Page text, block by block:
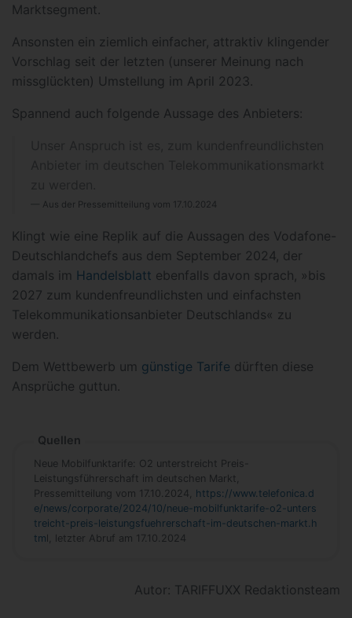
Marktsegment.
Ansonsten ein ziemlich einfacher, attraktiv klingender
Vorschlag seit der letzten (unserer Meinung nach
missglückten) Umstellung im April 2023.
Spannend auch folgende Aussage des Anbieters:
Aus der Pressemitteilung vom 17.10.2024
Klingt wie eine Replik auf die Aussagen des Vodafone-
Deutschlandchefs aus dem September 2024, der
damals im Handelsblatt ebenfalls davon sprach, »bis
2027 zum kundenfreundlichsten und einfachsten
Telekommunikationsanbieter Deutschlands« zu
werden.
Dem Wettbewerb um günstige Tarife dürften diese
Ansprüche guttun.
Quellen
Neue Mobilfunktarife: O2 unterstreicht Preis-
Leistungsführerschaft im deutschen Markt,
Pressemitteilung vom 17.10.2024, https://www.telefonica.d
e/news/corporate/2024/10/neue-mobilfunktarife-o2-unters
treicht-preis-leistungsfuehrerschaft-im-deutschen-markt.h
tm l, letzter Abruf am 17.10.2024
Autor: TARIFFUXX Redaktionsteam